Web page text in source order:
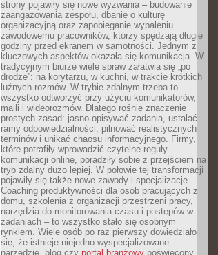
strony pojawiły się nowe wyzwania – budowanie
zaangażowania zespołu, dbanie o kulturę
organizacyjną oraz zapobieganie wypaleniu
zawodowemu pracowników, którzy spędzają długie
godziny przed ekranem w samotności. Jednym z
kluczowych aspektów okazała się komunikacja. W
tradycyjnym biurze wiele spraw załatwia się „po
drodze”: na korytarzu, w kuchni, w trakcie krótkich
luźnych rozmów. W trybie zdalnym trzeba to
wszystko odtworzyć przy użyciu komunikatorów,
maili i wideorozmów. Dlatego rośnie znaczenie
prostych zasad: jasno opisywać zadania, ustalać
ramy odpowiedzialności, pilnować realistycznych
terminów i unikać chaosu informacyjnego. Firmy,
które potrafiły wprowadzić czytelne reguły
komunikacji online, poradziły sobie z przejściem na
tryb zdalny dużo lepiej. W połowie tej transformacji
pojawiły się także nowe zawody i specjalizacje.
Coaching produktywności dla osób pracujących z
domu, szkolenia z organizacji przestrzeni pracy,
narzędzia do monitorowania czasu i postępów w
zadaniach – to wszystko stało się osobnym
rynkiem. Wiele osób po raz pierwszy dowiedziało
się, że istnieje niejedno wyspecjalizowane
narzędzie, blog czy portal branżowy poświęcony